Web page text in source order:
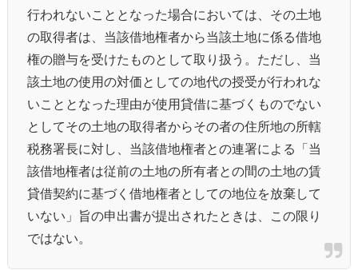
行われないこととなった場合においては、その土地
の取得者は、当該借地権者から当該土地に係る借地
権の贈与を受けたものとして取り扱う。ただし、当
該土地の使用の対価としての地代の授受が行われな
いこととなった理由が使用貸借に基づくものでない
としてその土地の取得者からその者の住所地の所轄
税務署長に対し、当該借地権者との連署による「当
該借地権者は従前の土地の所有者との間の土地の賃
貸借契約に基づく借地権者としての地位を放棄して
いない」旨の申出書が提出されたときは、この限り
ではない。